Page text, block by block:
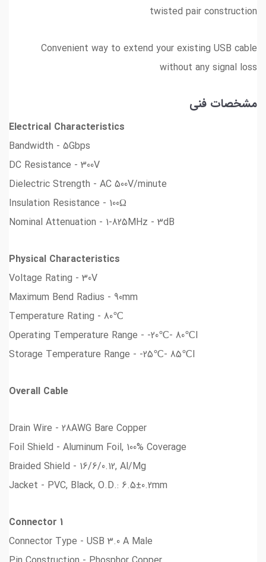
twisted pair construction
Convenient way to extend your existing USB cable
without any signal loss
مشخصات فنی
Electrical Characteristics
Bandwidth - 5Gbps
DC Resistance - 300V
Dielectric Strength - AC 500V/minute
Insulation Resistance - 100Ω
Nominal Attenuation - 1-825MHz - 3dB
Physical Characteristics
Voltage Rating - 30V
Maximum Bend Radius - 90mm
℃Temperature Rating - 80
Operating Temperature Range - -20℃- 80℃l
Storage Temperature Range - -25℃- 85℃l
Overall Cable
Foil Shield - Aluminum Foil, 100% Coverage
Braided Shield - 16/6/0.12, Al/Mg
Jacket - PVC, Black, O.D.: 6.5±0.2mm
Connector 1
Connector Type - USB 3.0 A Male